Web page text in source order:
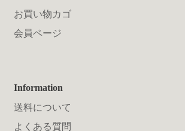
お買い物カゴ
会員ページ
Information
送料について
よくある質問